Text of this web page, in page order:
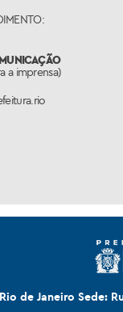
a imprensa)
de Janeiro Sede: